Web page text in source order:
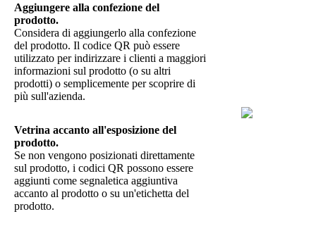
Aggiungere alla confezione del
prodotto.
Considera di aggiungerlo alla confezione
del prodotto. Il codice QR può essere
utilizzato per indirizzare i clienti a maggiori
informazioni sul prodotto (o su altri
prodotti) o semplicemente per scoprire di
più sull'azienda.
Vetrina accanto all'esposizione del
prodotto.
Se non vengono posizionati direttamente
sul prodotto, i codici QR possono essere
aggiunti come segnaletica aggiuntiva
accanto al prodotto o su un'etichetta del
prodotto.